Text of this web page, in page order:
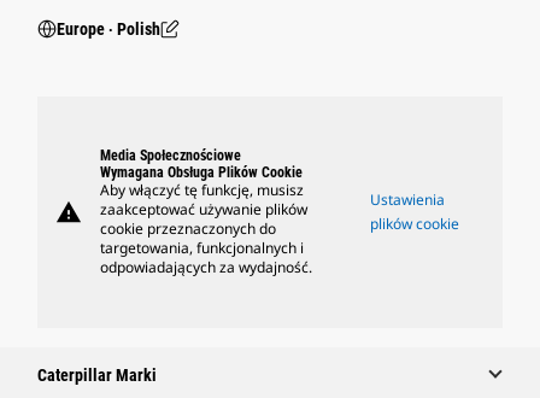
Europe ‧ Polish
warning
Media Społecznościowe
Wymagana Obsługa Plików Cookie
Aby włączyć tę funkcję, musisz
zaakceptować używanie plików
cookie przeznaczonych do
targetowania, funkcjonalnych i
odpowiadających za wydajność.
Ustawienia
plików cookie
Caterpillar Marki